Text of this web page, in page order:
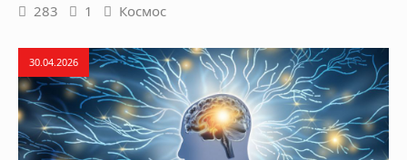
283 1 Космос
30.04.2026